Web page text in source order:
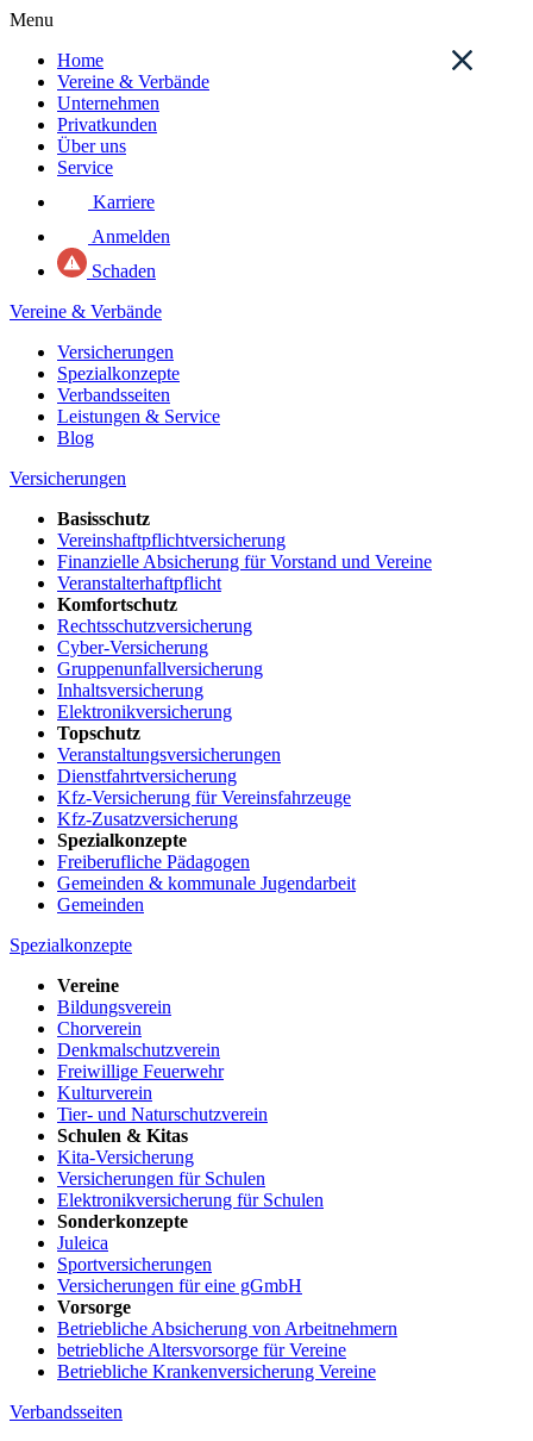
Menu
Home
Vereine & Verbände
Unternehmen
Privatkunden
Über uns
Service
Karriere
Anmelden
Schaden
Vereine & Verbände
Versicherungen
Spezialkonzepte
Verbandsseiten
Leistungen & Service
Blog
Versicherungen
Basisschutz
Vereinshaftpflichtversicherung
Finanzielle Absicherung für Vorstand und Vereine
Veranstalterhaftpflicht
Komfortschutz
Rechtsschutzversicherung
Cyber-Versicherung
Gruppenunfallversicherung
Inhaltsversicherung
Elektronikversicherung
Topschutz
Veranstaltungsversicherungen
Dienstfahrtversicherung
Kfz-Versicherung für Vereinsfahrzeuge
Kfz-Zusatzversicherung
Spezialkonzepte
Freiberufliche Pädagogen
Gemeinden & kommunale Jugendarbeit
Gemeinden
Spezialkonzepte
Vereine
Bildungsverein
Chorverein
Denkmalschutzverein
Freiwillige Feuerwehr
Kulturverein
Tier- und Naturschutzverein
Schulen & Kitas
Kita-Versicherung
Versicherungen für Schulen
Elektronikversicherung für Schulen
Sonderkonzepte
Juleica
Sportversicherungen
Versicherungen für eine gGmbH
Vorsorge
Betriebliche Absicherung von Arbeitnehmern
betriebliche Altersvorsorge für Vereine
Betriebliche Krankenversicherung Vereine
Verbandsseiten